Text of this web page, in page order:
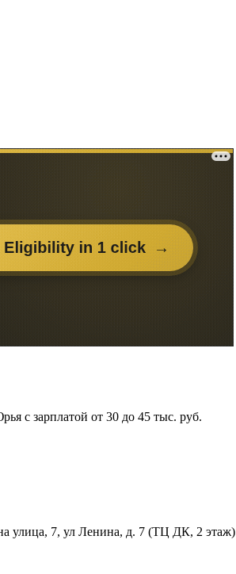
с зарплатой от 30 до 45 тыс. руб.
улица, 7, ул Ленина, д. 7 (ТЦ ДК, 2 этаж)